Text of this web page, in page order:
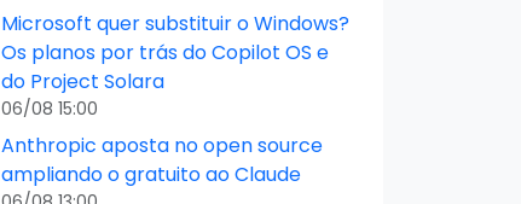
Microsoft quer substituir o Windows?
Os planos por trás do Copilot OS e
do Project Solara
06/08 15:00
Anthropic aposta no open source
ampliando o gratuito ao Claude